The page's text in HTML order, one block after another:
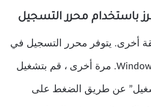
أخرى. يتوفر محرر التسجيل في
جميع إصدارات Windows. مرة أخرى ، قم بتشغيل
عن طريق الضغط على